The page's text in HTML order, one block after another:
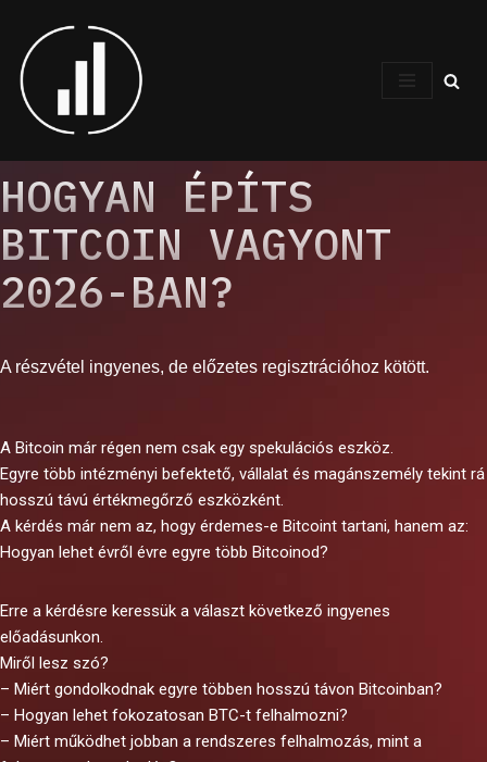
Skip
to
content
HOGYAN ÉPÍTS
BITCOIN VAGYONT
2026-BAN?
A részvétel ingyenes, de előzetes regisztrációhoz kötött.
A Bitcoin már régen nem csak egy spekulációs eszköz.
Egyre több intézményi befektető, vállalat és magánszemély tekint rá
hosszú távú értékmegőrző eszközként.
A kérdés már nem az, hogy érdemes-e Bitcoint tartani, hanem az:
Hogyan lehet évről évre egyre több Bitcoinod?
Erre a kérdésre keressük a választ következő ingyenes
előadásunkon.
Miről lesz szó?
– Miért gondolkodnak egyre többen hosszú távon Bitcoinban?
– Hogyan lehet fokozatosan BTC-t felhalmozni?
– Miért működhet jobban a rendszeres felhalmozás, mint a